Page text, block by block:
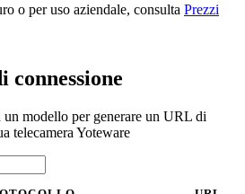
o per uso aziendale, consulta Prezzi
connessione
un modello per generare un URL di
telecamera Yoteware